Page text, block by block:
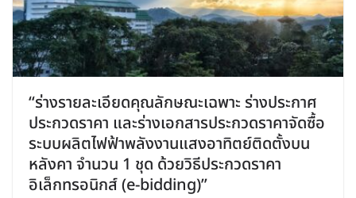
“ร่างรายละเอียดคุณลักษณะเฉพาะ ร่างประกาศ
ประกวดราคา และร่างเอกสารประกวดราคาจัดซื้อ
ระบบผลิตไฟฟ้าพลังงานแสงอาทิตย์ติดตั้งบน
หลังคา จำนวน 1 ชุด ด้วยวิธีประกวดราคา
อิเล็กทรอนิกส์ (e-bidding)”